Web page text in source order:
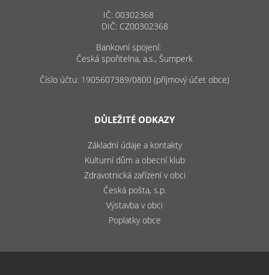
IČ: 00302368
DIČ: CZ00302368
Bankovní spojení:
Česká spořitelna, a.s., Šumperk
Číslo účtu: 1905607389/0800 (příjmový účet obce)
DŮLEŽITÉ ODKAZY
Základní údaje a kontakty
Kulturní dům a obecní klub
Zdravotnická zařízení v obci
Česká pošta, s.p.
Výstavba v obci
Poplatky obce